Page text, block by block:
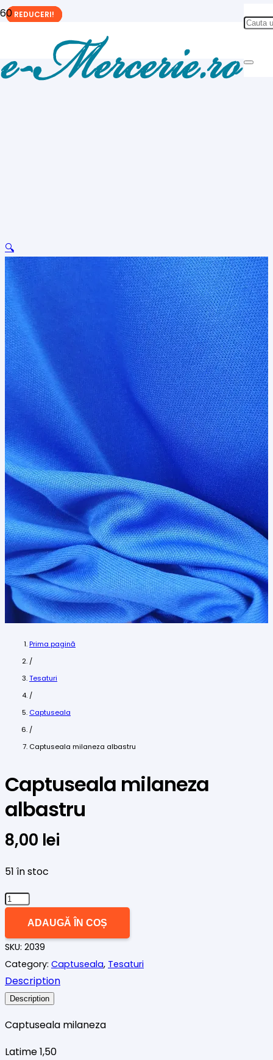
🔍
Prima pagină
/
Tesaturi
/
Captuseala
/
Captuseala milaneza albastru
Captuseala milaneza
albastru
8,00 lei
51 în stoc
Cantitate
albastru
ADAUGĂ ÎN COȘ
SKU: 2039
Category: Captuseala, Tesaturi
Description
Description
Captuseala milaneza
Latime 1,50
REDUCERI!
REDUCERI!
REDUCERI!